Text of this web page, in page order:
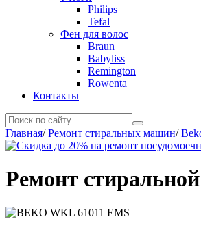
Philips
Tefal
Фен для волос
Braun
Babyliss
Remington
Rowenta
Контакты
Главная/Ремонт стиральных машин/
Ремонт